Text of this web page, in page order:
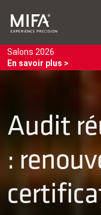
Salons 2026
En savoir plus >
Audit
: